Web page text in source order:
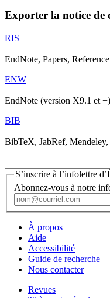
Exporter la notice de
RIS
EndNote, Papers,
ENW
EndNote (version X9.1 et
BIB
BibTeX, JabRef,
S’inscrire à l’infolettre
Abonnez-vous à notre
À propos
Aide
Accessibilité
Guide de recherche
Nous contacter
Revues